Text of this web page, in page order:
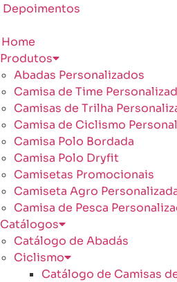
Depoimentos
Home
Produtos
Abadas Personalizados
Camisa de Time
Camisas de Trilha
Camisa de Ciclismo
Camisa Polo Bordada
Camisa Polo Dryfit
Camisetas Promocionais
Camiseta Agro
Camisa de Pesca
Catálogos
Catálogo de Abadás
Ciclismo
Catálogo de Camisas